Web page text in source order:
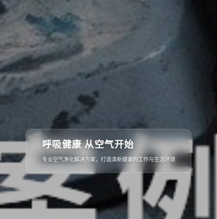
呼吸健康 从空气开始
专业空气净化解决方案，打造清新健康的工作与生活环境
从概念到落地
全流程专业服务，确保每一个细节都精益求精，呈现完美空间